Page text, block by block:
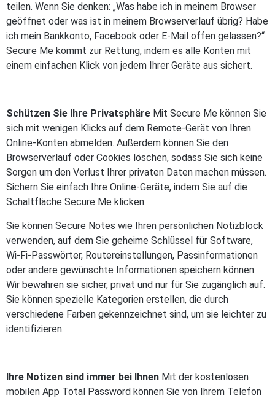
teilen. Wenn Sie denken: „Was habe ich in meinem Browser
geöffnet oder was ist in meinem Browserverlauf übrig? Habe
ich mein Bankkonto, Facebook oder E-Mail offen gelassen?“
Secure Me kommt zur Rettung, indem es alle Konten mit
einem einfachen Klick von jedem Ihrer Geräte aus sichert.
Schützen Sie Ihre Privatsphäre Mit Secure Me können Sie
sich mit wenigen Klicks auf dem Remote-Gerät von Ihren
Online-Konten abmelden. Außerdem können Sie den
Browserverlauf oder Cookies löschen, sodass Sie sich keine
Sorgen um den Verlust Ihrer privaten Daten machen müssen.
Sichern Sie einfach Ihre Online-Geräte, indem Sie auf die
Schaltfläche Secure Me klicken.
Sie können Secure Notes wie Ihren persönlichen Notizblock
verwenden, auf dem Sie geheime Schlüssel für Software,
Wi-Fi-Passwörter, Routereinstellungen, Passinformationen
oder andere gewünschte Informationen speichern können.
Wir bewahren sie sicher, privat und nur für Sie zugänglich auf.
Sie können spezielle Kategorien erstellen, die durch
verschiedene Farben gekennzeichnet sind, um sie leichter zu
identifizieren.
Ihre Notizen sind immer bei Ihnen Mit der kostenlosen
mobilen App Total Password können Sie von Ihrem Telefon